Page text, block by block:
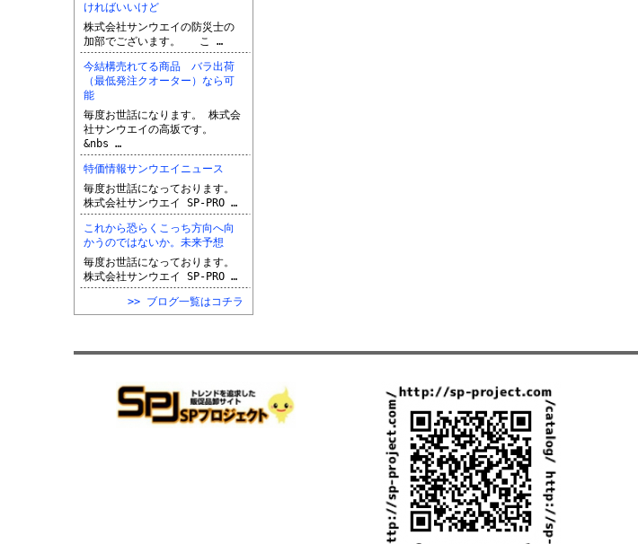
ければいいけど
株式会社サンウエイの防災士の
加部でございます。 こ …
今結構売れてる商品 バラ出荷
（最低発注クオーター）なら可
能
毎度お世話になります。 株式会
社サンウエイの高坂です。
&nbs …
特価情報サンウエイニュース
毎度お世話になっております。
株式会社サンウエイ SP-PRO …
これから恐らくこっち方向へ向
かうのではないか。未来予想
毎度お世話になっております。
株式会社サンウエイ SP-PRO …
>> ブログ一覧はコチラ